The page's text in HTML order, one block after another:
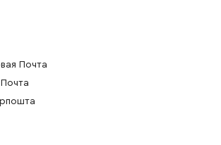
29.10 Грн
29.10 Грн
Почта